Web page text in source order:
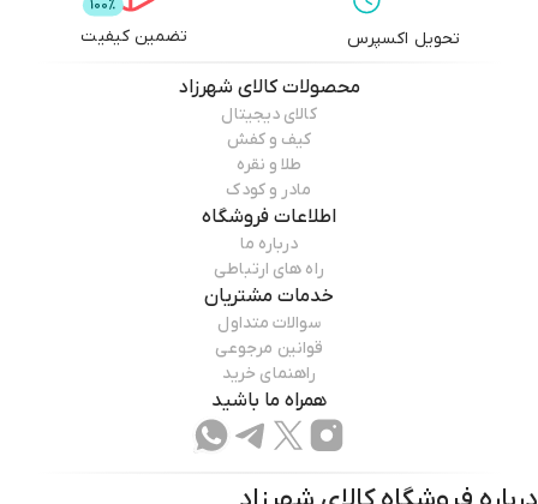
تحویل اکسپرس تضمین کیفیت
محصولاتکالای شهرزاد
کالای دیجیتال
کیف و کفش
طلا و نقره
مادر و کودک
اطلاعات فروشگاه
درباره ما
راه های ارتباطی
خدمات مشتریان
سوالات متداول
قوانین مرجوعی
راهنمای خرید
همراه ما باشید